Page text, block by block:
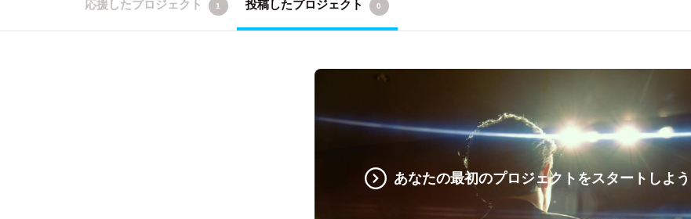
応援したプロジェクト 1 投稿したプロジェクト 0
あなたの最初のプロジェクトをスタートしよう